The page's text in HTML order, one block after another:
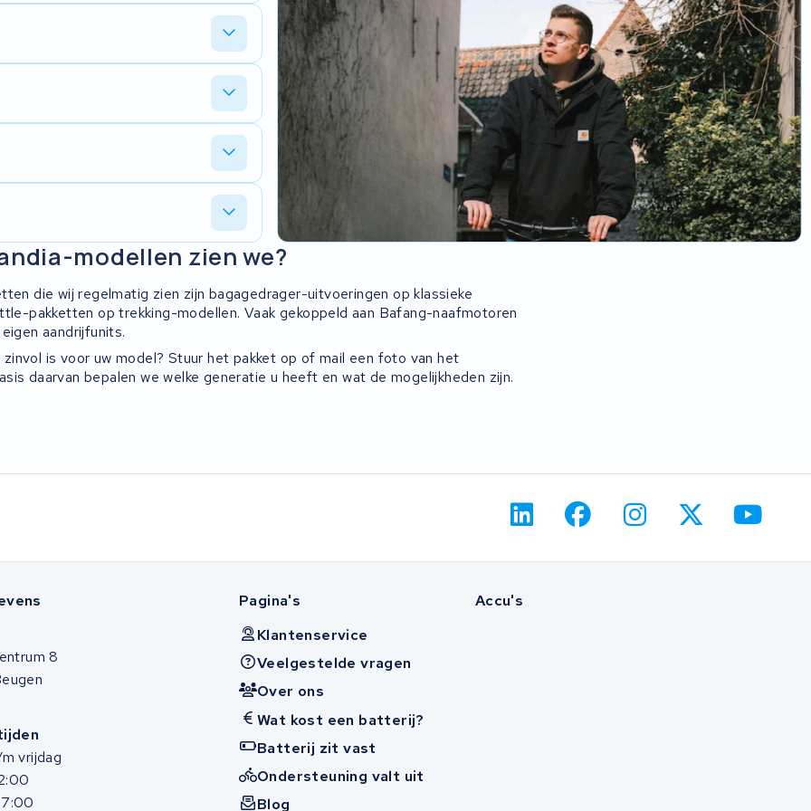
cellen door en bepalen of
uw pakket binnenkrijgen. Bij drukte
of een doorgebrande zekering. Stuur
u behoudt de originele behuizing en
meer leverbaar, kijken we naar een
de meeste vervangingscellen op
modellen zien we?
die wij regelmatig zien zijn bagagedrager-uitvoeringen op klassieke
pakketten op trekking-modellen. Vaak gekoppeld aan Bafang-naafmotoren
aandrijfunits.
is voor uw model? Stuur het pakket op of mail een foto van het
daarvan bepalen we welke generatie u heeft en wat de mogelijkheden zijn.
8
vrijdag
Pagina's
Klantenservice
Veelgestelde vragen
Over ons
Wat kost een batterij?
Batterij zit vast
Ondersteuning valt uit
Blog
Accu's